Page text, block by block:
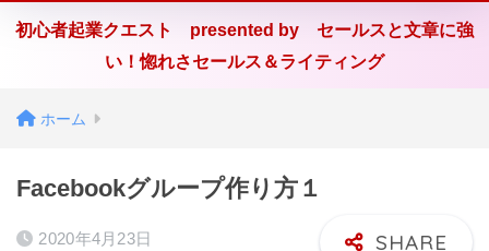
初心者起業クエスト presented by セールスと文章に強
い！惚れさセールス＆ライティング
ホーム
Facebookグループ作り方１
2020年4月23日